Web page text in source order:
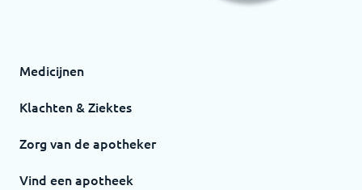
Medicijnen
Klachten & Ziektes
Zorg van de apotheker
Vind een apotheek